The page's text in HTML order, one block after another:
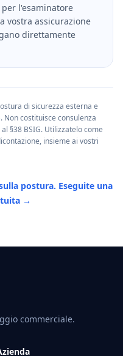
l'esaminatore
vostra assicurazione
direttamente
di sicurezza esterna e
costituisce consulenza
§38 BSIG. Utilizzatelo come
insieme ai vostri
postura. Eseguite una
→
commerciale.